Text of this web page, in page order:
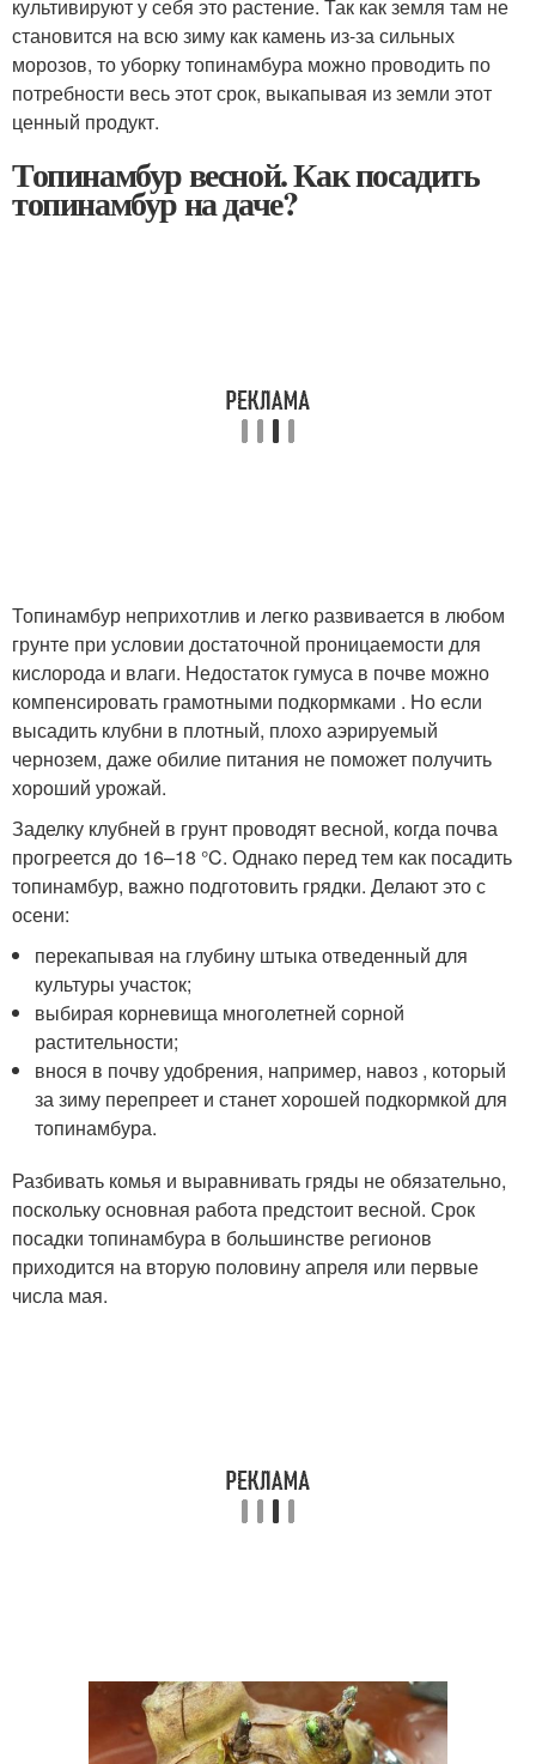
культивируют у себя это растение. Так как земля там не
становится на всю зиму как камень из-за сильных
морозов, то уборку топинамбура можно проводить по
потребности весь этот срок, выкапывая из земли этот
ценный продукт.
Топинамбур весной. Как посадить
топинамбур на даче?
Топинамбур неприхотлив и легко развивается в любом
грунте при условии достаточной проницаемости для
кислорода и влаги. Недостаток гумуса в почве можно
компенсировать грамотными подкормками . Но если
высадить клубни в плотный, плохо аэрируемый
чернозем, даже обилие питания не поможет получить
хороший урожай.
Заделку клубней в грунт проводят весной, когда почва
прогреется до 16–18 °C. Однако перед тем как посадить
топинамбур, важно подготовить грядки. Делают это с
осени:
перекапывая на глубину штыка отведенный для
культуры участок;
выбирая корневища многолетней сорной
растительности;
внося в почву удобрения, например, навоз , который
за зиму перепреет и станет хорошей подкормкой для
топинамбура.
Разбивать комья и выравнивать гряды не обязательно,
поскольку основная работа предстоит весной. Срок
посадки топинамбура в большинстве регионов
приходится на вторую половину апреля или первые
числа мая.